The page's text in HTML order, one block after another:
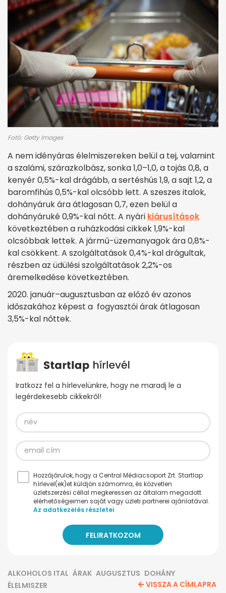
Fotó: Getty Images
A nem idényáras élelmiszereken belül a tej, valamint
a szalámi, szárazkolbász, sonka 1,0–1,0, a tojás 0,8, a
kenyér 0,5%-kal drágább, a sertéshús 1,9, a sajt 1,2, a
baromfihús 0,5%-kal olcsóbb lett. A szeszes italok,
dohányáruk ára átlagosan 0,7, ezen belül a
dohányáruké 0,9%-kal nőtt. A nyári kiárusítások
következtében a ruházkodási cikkek 1,9%-kal
olcsóbbak lettek. A jármű-üzemanyagok ára 0,8%-
kal csökkent. A szolgáltatások 0,4%-kal drágultak,
részben az üdülési szolgáltatások 2,2%-os
áremelkedése következtében.
2020. január–augusztusban az előző év azonos
időszakához képest a fogyasztói árak átlagosan
3,5%-kal nőttek.
Iratkozz fel a hírlevelünkre, hogy ne maradj le a
legérdekesebb cikkekről!
Hozzájárulok, hogy a Central Médiacsoport Zrt. Startlap
hírlevel(ek)et küldjön számomra, és közvetlen
üzletszerzési céllal megkeressen az általam megadott
elérhetőségeimen saját vagy üzleti partnerei ajánlatával.
Az adatkezelés részletei
ALKOHOLOS ITAL ÁRAK AUGUSZTUS DOHÁNY
ÉLELMISZER
VISSZA A CÍMLAPRA